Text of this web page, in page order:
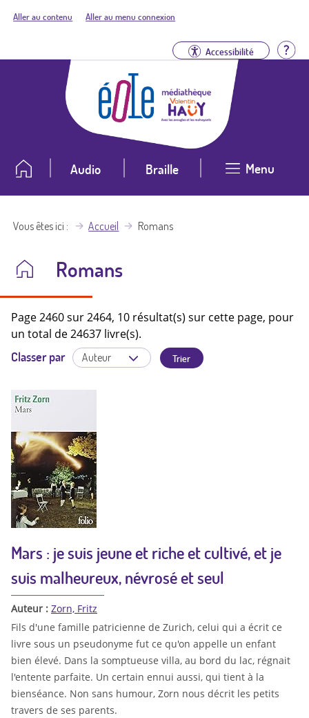
Aller au contenu Aller au menu connexion
Accessibilité
Audio Braille Menu
Vous êtes ici Accueil Romans
Romans
Page 2460 sur 2464, 10 résultat(s) sur cette page, pour
un total de 24637 livre(s).
Classer par
Mars : je suis jeune et riche et cultivé, et je
suis malheureux, névrosé et seul
Auteur : Zorn, Fritz
Fils d'une famille patricienne de Zurich, celui qui a écrit ce
livre sous un pseudonyme fut ce qu'on appelle un enfant
bien élevé. Dans la somptueuse villa, au bord du lac, régnait
l'entente parfaite. Un certain ennui aussi, qui tient à la
bienséance. Non sans humour, Zorn nous décrit les petits
travers de ses parents.